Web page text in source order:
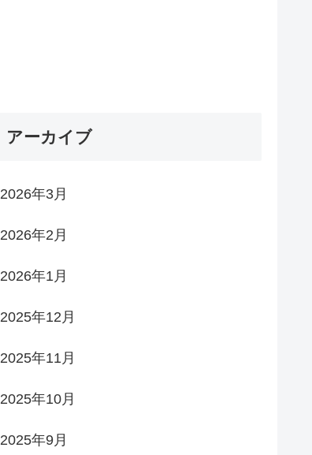
アーカイブ
2026年3月
2026年2月
2026年1月
2025年12月
2025年11月
2025年10月
2025年9月